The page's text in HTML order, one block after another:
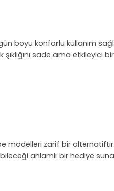
boyu konforlu kullanım
sade ama
modelleri zarif bir
anlamlı bir hediye